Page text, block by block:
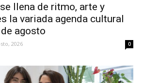
llena de ritmo, arte y
la variada agenda cultural
agosto
2026 0